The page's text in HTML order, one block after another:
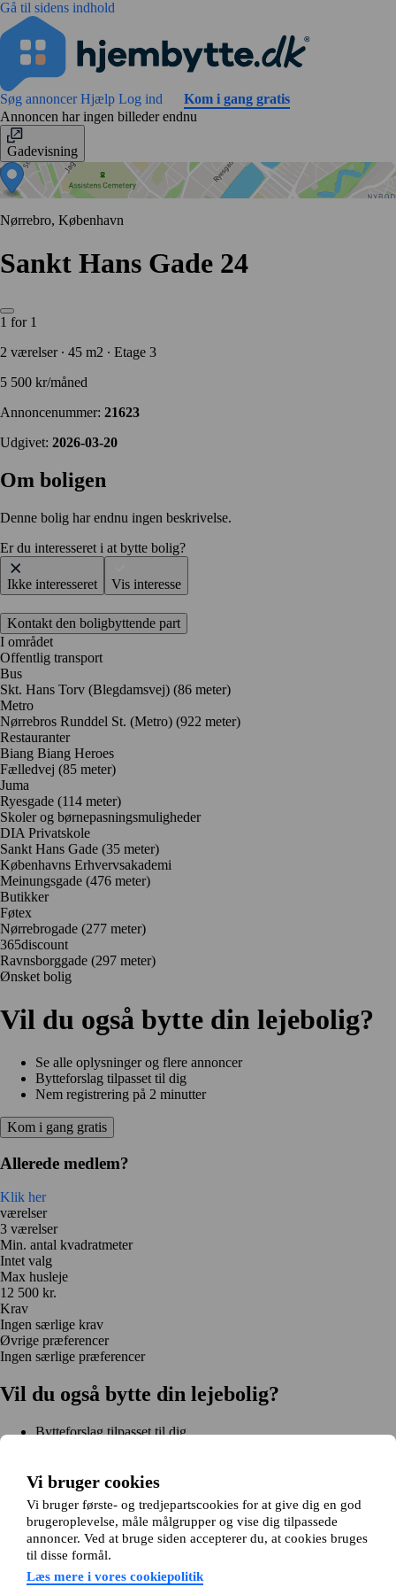
Gå til sidens indhold
Vi bruger cookies
Vi bruger første- og tredjepartscookies for at give dig en god
brugeroplevelse, måle målgrupper og vise dig tilpassede
annoncer. Ved at bruge siden accepterer du, at cookies bruges
til disse formål.
Læs mere i vores cookiepolitik
Søg annoncerHjælp Log ind
Kom i gang gratis
Annoncen har ingen billeder endnu
Gadevisning
Nørrebro, København
Sankt Hans Gade 24
1 for 1
2 værelser ∙ 45 m2 ∙ Etage 3
5 500 kr/måned
Annoncenummer: 21623
Udgivet: 2026-03-20
Om boligen
Denne bolig har endnu ingen beskrivelse.
Er du interesseret i at bytte bolig?
Ikke interesseret Vis interesse
Kontakt den boligbyttende part
I området
Offentlig transport
Bus
Skt. Hans Torv (Blegdamsvej) (86 meter)
Metro
Nørrebros Runddel St. (Metro) (922 meter)
Restauranter
Biang Biang Heroes
Fælledvej (85 meter)
Juma
Ryesgade (114 meter)
Skoler og børnepasningsmuligheder
DIA Privatskole
Sankt Hans Gade (35 meter)
Københavns Erhvervsakademi
Meinungsgade (476 meter)
Butikker
Føtex
Nørrebrogade (277 meter)
365discount
Ravnsborggade (297 meter)
Ønsket bolig
Vil du også bytte din lejebolig?
Se alle oplysninger og flere annoncer
Bytteforslag tilpasset til dig
Nem registrering på 2 minutter
Kom i gang gratis
Allerede medlem?
Klik her
værelser
3 værelser
Min. antal kvadratmeter
Intet valg
Max husleje
12 500 kr.
Krav
Ingen særlige krav
Øvrige præferencer
Ingen særlige præferencer
Vil du også bytte din lejebolig?
Bytteforslag tilpasset til dig
Kom i gang gratis
Kom i gang
Kom i gang gratisSøg annoncerLog ind
Læs mere
Nyheder og tips
Om Hjembytte.dk